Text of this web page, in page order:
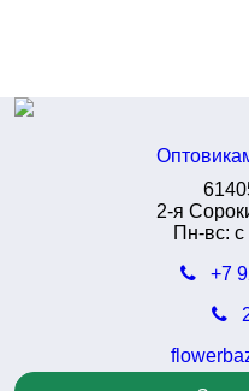
2-я
Пн-вс:
+7